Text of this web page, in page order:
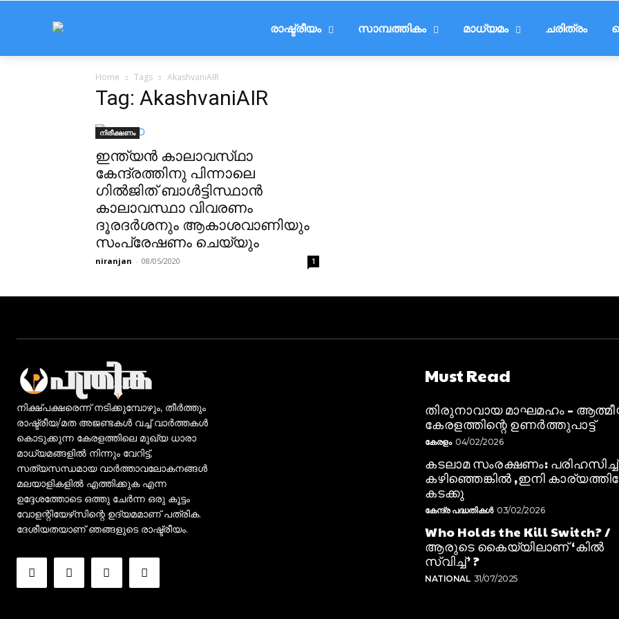
രാഷ്ട്രീയം സാമ്പത്തികം മാധ്യമം ചരിത്രം
Home Tags AkashvaniAIR
Tag: AkashvaniAIR
നിരീക്ഷണം
ഇന്ത്യൻ കാലാവസ്‌ഥാ
കേന്ദ്രത്തിനു പിന്നാലെ
ഗിൽജിത് ബാൾട്ടിസ്ഥാൻ
കാലാവസ്ഥാ വിവരണം
ദൂരദർശനും ആകാശവാണിയും
സംപ്രേഷണം ചെയ്യും
niranjan - 08/05/2020 1
നിക്ഷ്പക്ഷരെന്ന് നടിക്കുമ്പോഴും, തീർത്തും
രാഷ്ട്രീയ/മത അജണ്ടകൾ വച്ച് വാർത്തകൾ
കൊടുക്കുന്ന കേരളത്തിലെ മുഖ്യ ധാരാ
മാധ്യമങ്ങളിൽ നിന്നും വേറിട്ട്,
സത്യസന്ധമായ വാർത്താവലോകനങ്ങൾ
മലയാളികളിൽ എത്തിക്കുക എന്ന
ഉദ്ദേശത്തോടെ ഒത്തു ചേർന്ന ഒരു കൂട്ടം
വോളന്റിയേഴ്‌സിന്റെ ഉദ്യമമാണ് പത്രിക.
ദേശീയതയാണ് ഞങ്ങളുടെ രാഷ്ട്രീയം.
Must Read
തിരുനാവായ മാഘമഹം –
കേരളത്തിന്റെ ഉണർത്തുപാട്ട്
കേരളം 04/02/2026
കടലാമ സംരക്ഷണം: പരിഹസിച്ച്
കഴിഞ്ഞെങ്കിൽ ,ഇനി
കടക്കു
കേന്ദ്ര പദ്ധതികൾ 03/02/2026
Who Holds the Kill Switch? /
ആരുടെ കൈയ്യിലാണ് ‘കിൽ
സ്വിച്ച്’ ?
NATIONAL 31/07/2025